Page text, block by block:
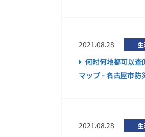
2021.08.28
何时何地都可以查
マップ - 名古屋市防
2021.08.28